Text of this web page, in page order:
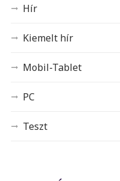
Hír
Kiemelt hír
Mobil-Tablet
PC
Teszt